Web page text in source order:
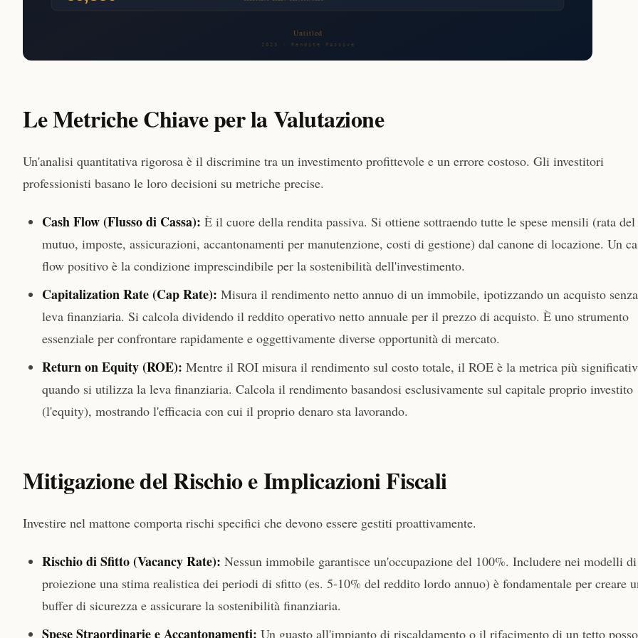
Le Metriche Chiave per la Valutazione
Un'analisi quantitativa rigorosa è il discrimine tra un investimento profittevole e un errore costoso. Gli investitori
professionisti basano le loro decisioni su metriche precise.
Cash Flow (Flusso di Cassa): È il cuore della rendita passiva. Si ottiene sottraendo tutte le spese mensili (rata del
mutuo, imposte, assicurazioni, accantonamenti per manutenzione, costi di gestione) dal canone di locazione. Un
flow positivo è la condizione imprescindibile per la sostenibilità dell'investimento.
Capitalization Rate (Cap Rate): Misura il rendimento netto annuo di un immobile, ipotizzando un acquisto senza
leva finanziaria. Si calcola dividendo il reddito operativo netto annuale per il prezzo di acquisto. È uno strumento
essenziale per confrontare rapidamente e oggettivamente diverse opportunità di mercato.
Return on Equity (ROE): Mentre il ROI misura il rendimento sul costo totale, il ROE è la metrica più
quando si utilizza la leva finanziaria. Calcola il rendimento basandosi esclusivamente sul capitale proprio investito
(l'equity), mostrando l'efficacia con cui il proprio denaro sta lavorando.
Mitigazione del Rischio e Implicazioni Fiscali
Investire nel mattone comporta rischi specifici che devono essere gestiti proattivamente.
Rischio di Sfitto (Vacancy Rate): Nessun immobile garantisce un'occupazione del 100%. Includere nei modelli di
proiezione una stima realistica dei periodi di sfitto (es. 5-10% del reddito lordo annuo) è fondamentale per creare
buffer di sicurezza e assicurare la sostenibilità finanziaria.
Spese Straordinarie e Accantonamenti: Un guasto all'impianto di riscaldamento o il rifacimento di un tetto